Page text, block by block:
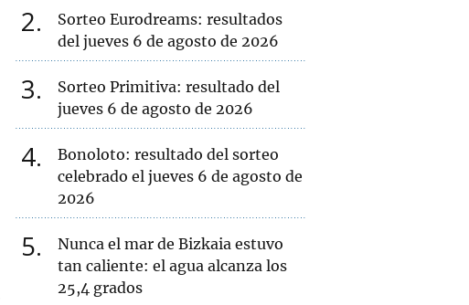
2
Sorteo Eurodreams: resultados
del jueves 6 de agosto de 2026
3
Sorteo Primitiva: resultado del
jueves 6 de agosto de 2026
4
Bonoloto: resultado del sorteo
celebrado el jueves 6 de agosto de
2026
5
Nunca el mar de Bizkaia estuvo
tan caliente: el agua alcanza los
25,4 grados